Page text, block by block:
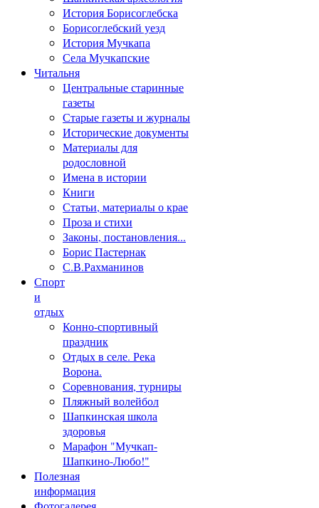
История Борисоглебска
Борисоглебский уезд
История Мучкапа
Села Мучкапские
Читальня
Центральные старинные
газеты
Старые газеты и журналы
Исторические документы
Материалы для
родословной
Имена в истории
Книги
Статьи, материалы о крае
Проза и стихи
Законы, постановления...
Борис Пастернак
С.В.Рахманинов
Спорт
и
отдых
Конно-спортивный
праздник
Отдых в селе. Река
Ворона.
Соревнования, турниры
Пляжный волейбол
Шапкинская школа
здоровья
Марафон "Мучкап-
Шапкино-Любо!"
Полезная
информация